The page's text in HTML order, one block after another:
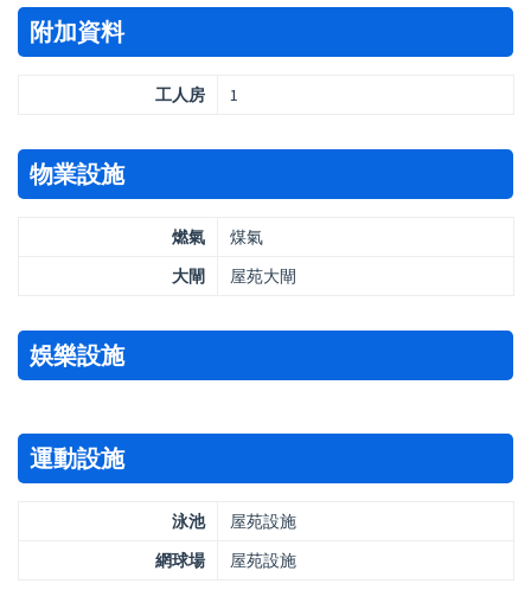
附加資料
工人房 1
物業設施
燃氣
煤氣
大閘
屋苑大閘
娛樂設施
運動設施
泳池
屋苑設施
網球場
屋苑設施